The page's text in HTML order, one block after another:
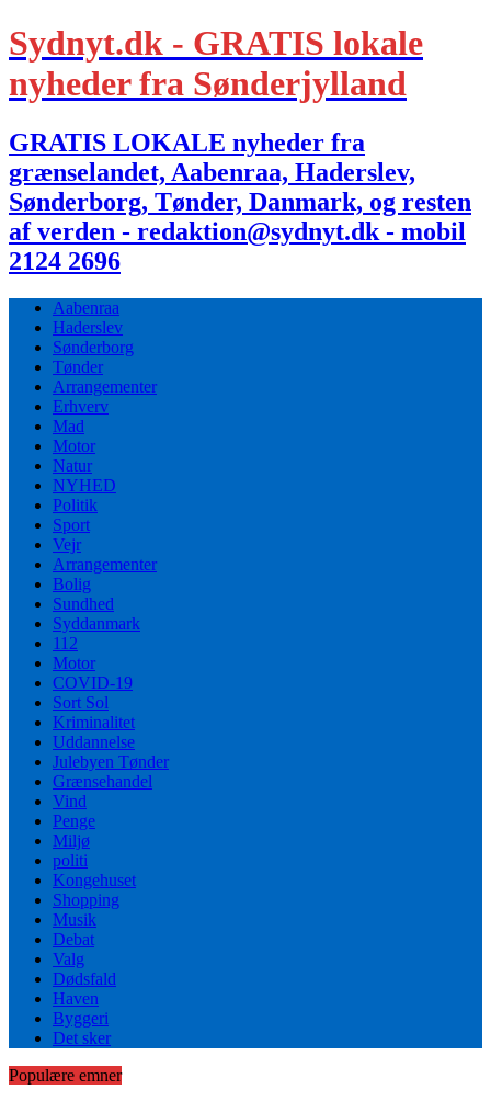
Sydnyt.dk - GRATIS lokale
nyheder fra Sønderjylland
GRATIS LOKALE nyheder fra
grænselandet, Aabenraa, Haderslev,
Sønderborg, Tønder, Danmark, og resten
af verden - redaktion@sydnyt.dk - mobil
2124 2696
Aabenraa
Haderslev
Sønderborg
Tønder
Arrangementer
Erhverv
Mad
Motor
Natur
NYHED
Politik
Sport
Vejr
Arrangementer
Bolig
Sundhed
Syddanmark
112
Motor
COVID-19
Sort Sol
Kriminalitet
Uddannelse
Julebyen Tønder
Grænsehandel
Vind
Penge
Miljø
politi
Kongehuset
Shopping
Musik
Debat
Valg
Dødsfald
Haven
Byggeri
Det sker
Populære emner